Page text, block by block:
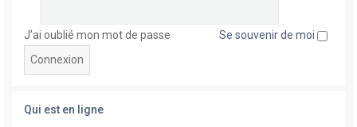
J’ai oublié mon mot de passe Se souvenir de moi
Qui est en ligne